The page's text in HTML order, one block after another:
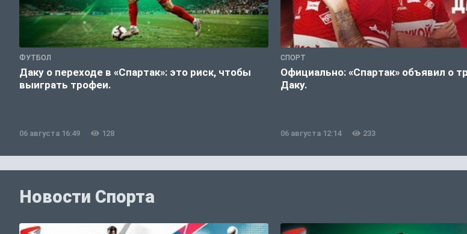
ФУТБОЛ
Даку о переходе в «Спартак»: это риск, чтобы
выиграть трофеи.
06 августа 16:49 128
СПОРТ
Официально: «Спартак» объявил о
Даку.
06 августа 12:14 233
Новости Спорта